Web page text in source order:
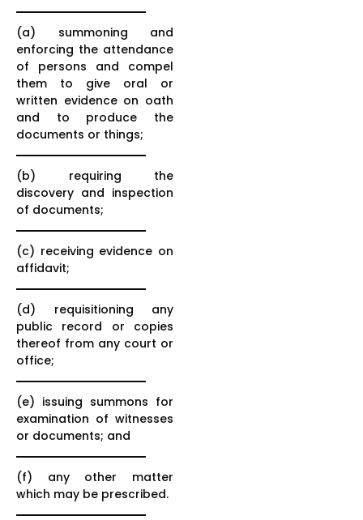
(a) summoning and
enforcing the attendance
of persons and compel
them to give oral or
written evidence on oath
and to produce the
documents or things;
(b) requiring the
discovery and inspection
of documents;
(c) receiving evidence on
affidavit;
(d) requisitioning any
public record or copies
thereof from any court or
office;
(e) issuing summons for
examination of witnesses
or documents; and
(f) any other matter
which may be prescribed.